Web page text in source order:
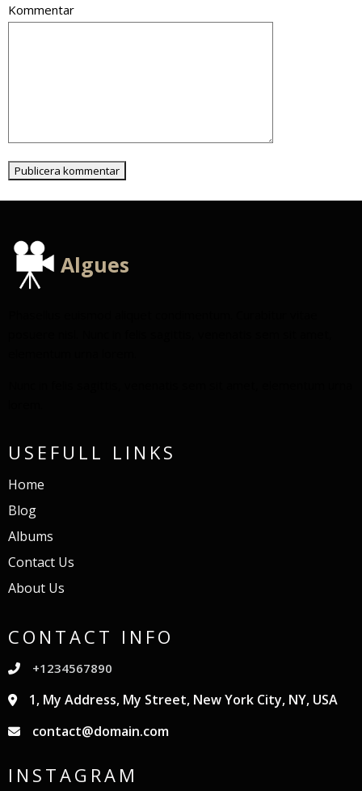
Kommentar
Algues
USEFULL LINKS
Home
Blog
Albums
Contact Us
About Us
CONTACT INFO
+1234567890
1, My Address, My Street, New York City, NY, USA
contact@domain.com
INSTAGRAM